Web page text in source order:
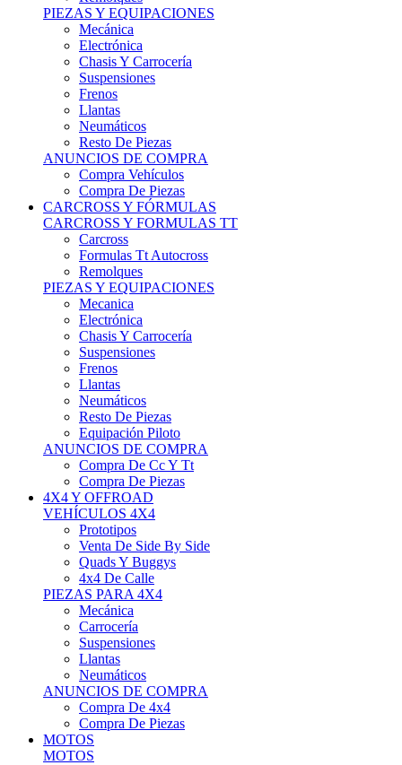
Mecánica
Electrónica
Chasis Y Carrocería
Suspensiones
Frenos
Llantas
Neumáticos
Resto De Piezas
ANUNCIOS DE COMPRA
Compra Vehículos
Compra De Piezas
CARCROSS Y FÓRMULAS
CARCROSS Y FORMULAS TT
Carcross
Formulas Tt Autocross
Remolques
PIEZAS Y EQUIPACIONES
Mecanica
Electrónica
Chasis Y Carrocería
Suspensiones
Frenos
Llantas
Neumáticos
Resto De Piezas
Equipación Piloto
ANUNCIOS DE COMPRA
Compra De Cc Y Tt
Compra De Piezas
4X4 Y OFFROAD
VEHÍCULOS 4X4
Prototipos
Venta De Side By Side
Quads Y Buggys
4x4 De Calle
PIEZAS PARA 4X4
Mecánica
Carrocería
Suspensiones
Llantas
Neumáticos
ANUNCIOS DE COMPRA
Compra De 4x4
Compra De Piezas
MOTOS
MOTOS
Motos De Circuito